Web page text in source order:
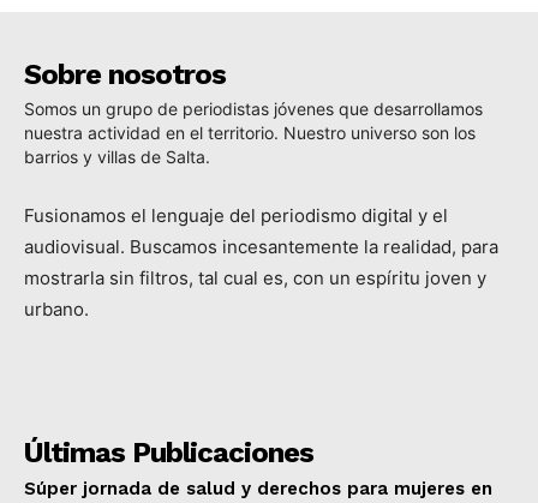
Sobre nosotros
Somos un grupo de periodistas jóvenes que desarrollamos
nuestra actividad en el territorio. Nuestro universo son los
barrios y villas de Salta.
Fusionamos el lenguaje del periodismo digital y el
audiovisual. Buscamos incesantemente la realidad, para
mostrarla sin filtros, tal cual es, con un espíritu joven y
urbano.
Últimas Publicaciones
Súper jornada de salud y derechos para mujeres en